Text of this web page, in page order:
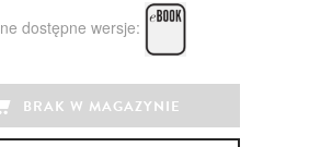
dostępne wersje:
BRAK W MAGAZYNIE